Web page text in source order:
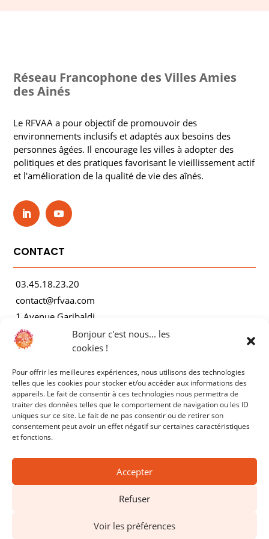
Bonjour c'est nous... les
cookies !
Pour offrir les meilleures expériences, nous utilisons des technologies
telles que les cookies pour stocker et/ou accéder aux informations des
appareils. Le fait de consentir à ces technologies nous permettra de
traiter des données telles que le comportement de navigation ou les ID
uniques sur ce site. Le fait de ne pas consentir ou de retirer son
consentement peut avoir un effet négatif sur certaines caractéristiques
et fonctions.
Accepter
Refuser
Voir les préférences
Réseau Francophone des Villes Amies
des Ainés
Le RFVAA a pour objectif de promouvoir des
environnements inclusifs et adaptés aux besoins des
personnes âgées. Il encourage les villes à adopter des
politiques et des pratiques favorisant le vieillissement actif
et l'amélioration de la qualité de vie des aînés.
CONTACT
03.45.18.23.20
contact@rfvaa.com
1 Avenue Garibaldi
21000 Dijon
AUTRES
Mentions légales
Politiques de confidentialité